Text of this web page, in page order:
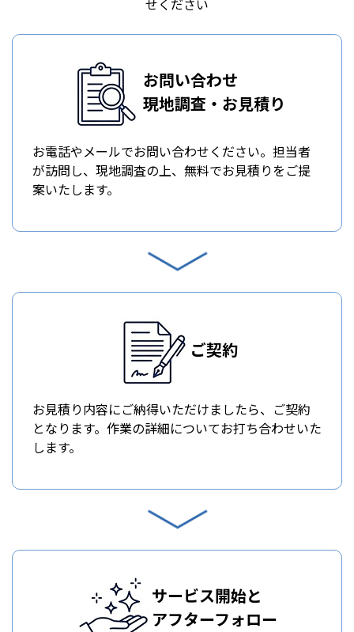
せください
お問い合わせ
現地調査・お見積り
お電話やメールでお問い合わせください。担当者
が訪問し、現地調査の上、無料でお見積りをご提
案いたします。
ご契約
お見積り内容にご納得いただけましたら、ご契約
となります。作業の詳細についてお打ち合わせいた
します。
サービス開始と
アフターフォロー